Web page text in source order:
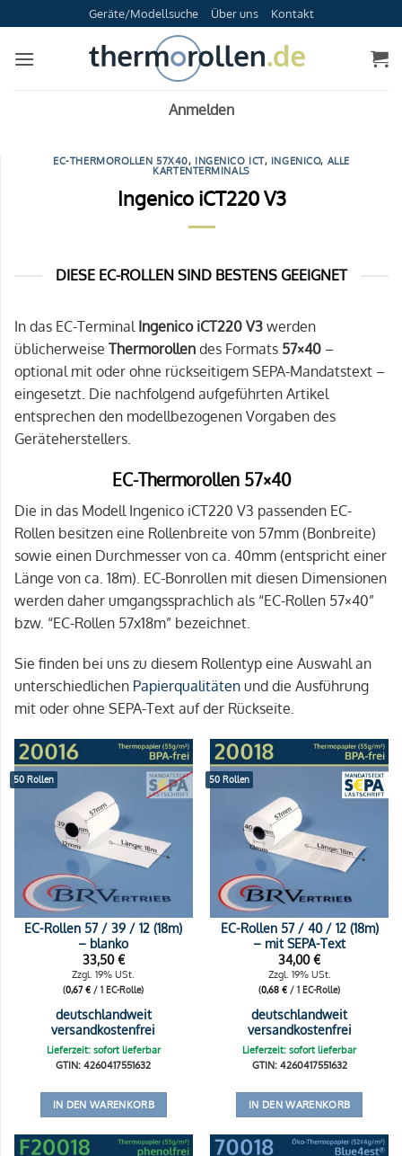
Inhalt
springen
Geräte/Modellsuche Über uns Kontakt
Anmelden
EC-THERMOROLLEN 57X40, INGENICO ICT, INGENICO, ALLE
KARTENTERMINALS
Ingenico iCT220 V3
DIESE EC-ROLLEN SIND BESTENS GEEIGNET
In das EC-Terminal Ingenico iCT220 V3 werden
üblicherweise Thermorollen des Formats 57×40 –
optional mit oder ohne rückseitigem SEPA-Mandatstext –
eingesetzt. Die nachfolgend aufgeführten Artikel
entsprechen den modellbezogenen Vorgaben des
Geräteherstellers.
EC-Thermorollen 57×40
Die in das Modell Ingenico iCT220 V3 passenden EC-
Rollen besitzen eine Rollenbreite von 57mm (Bonbreite)
sowie einen Durchmesser von ca. 40mm (entspricht einer
Länge von ca. 18m). EC-Bonrollen mit diesen Dimensionen
werden daher umgangssprachlich als “EC-Rollen 57×40”
bzw. “EC-Rollen 57x18m” bezeichnet.
Sie finden bei uns zu diesem Rollentyp eine Auswahl an
unterschiedlichen Papierqualitäten und die Ausführung
mit oder ohne SEPA-Text auf der Rückseite.
50 Rollen
EC-Rollen 57 / 39 / 12 (18m)
– blanko
33,50€
Zzgl. 19% USt.
(0,67€ / 1 EC-Rolle)
deutschlandweit
versandkostenfrei
Lieferzeit: sofort lieferbar
GTIN: 4260417551632
IN DEN WARENKORB
50 Rollen
EC-Rollen 57 / 40 / 12 (18m)
– mit SEPA-Text
34,00€
Zzgl. 19% USt.
(0,68€ / 1 EC-Rolle)
deutschlandweit
versandkostenfrei
Lieferzeit: sofort lieferbar
GTIN: 4260417551632
IN DEN WARENKORB